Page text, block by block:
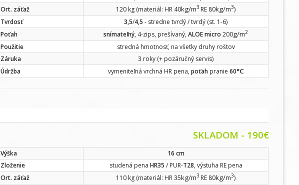
Ort. záťaž
120 kg (materiál: HR 40kg/m3 RE 80kg/m3)
Tvrdosť
3,5/4,5 - stredne tvrdý / tvrdý (st. 1-6)
Poťah
snímateľný, 4-zips, prešívaný,ALOE micro 200g/m2
Použitie
stredná hmotnosť, na všetky druhy roštov
Záruka
3 roky (+ pozáručný servis)
Údržba
vymeniteľná vrchná HR pena, poťahpranie 60°C
SKLADOM - 190€
Výška
16 cm
Zloženie
studená pena HR35 / PUR-T28, výstuha RE pena
Ort. záťaž
110 kg (materiál: HR 35kg/m3 RE 80kg/m3)